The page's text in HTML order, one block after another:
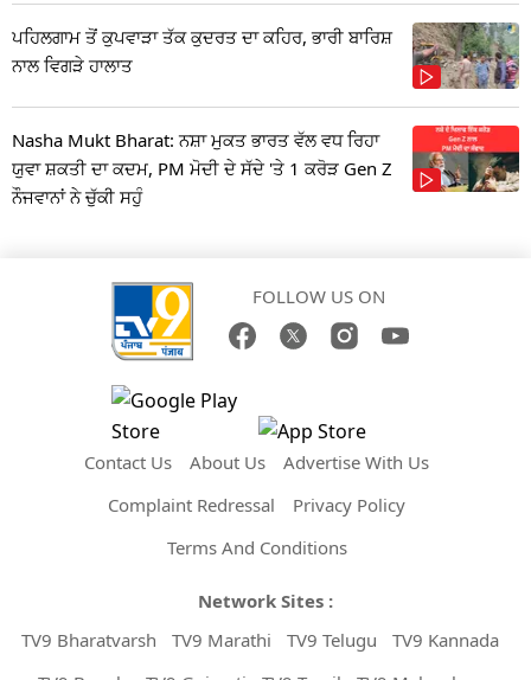
ਪਹਿਲਗਾਮ ਤੋਂ ਕੁਪਵਾੜਾ ਤੱਕ ਕੁਦਰਤ ਦਾ ਕਹਿਰ, ਭਾਰੀ ਬਾਰਿਸ਼
ਨਾਲ ਵਿਗੜੇ ਹਾਲਾਤ
Nasha Mukt Bharat: ਨਸ਼ਾ ਮੁਕਤ ਭਾਰਤ ਵੱਲ ਵਧ ਰਿਹਾ
ਯੁਵਾ ਸ਼ਕਤੀ ਦਾ ਕਦਮ, PM ਮੋਦੀ ਦੇ ਸੱਦੇ 'ਤੇ 1 ਕਰੋੜ Gen Z
ਨੌਜਵਾਨਾਂ ਨੇ ਚੁੱਕੀ ਸਹੁੰ
FOLLOW US ON
Contact Us About Us
Advertise With Us
Complaint Redressal
Privacy Policy
Terms And Conditions
Network Sites :
TV9 Bharatvarsh
TV9 Marathi TV9 Telugu
TV9 Kannada